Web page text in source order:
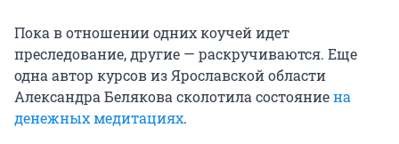
Пока в отношении одних коучей идет
преследование, другие — раскручиваются. Еще
одна автор курсов из Ярославской области
Александра Белякова сколотила состояниена
денежных медитациях.